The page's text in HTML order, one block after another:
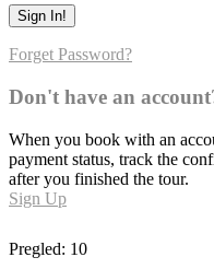
Forget Password?
Don't have an
When you book with an
payment status, track the
after you finished the tour.
Sign Up
Pregled: 10